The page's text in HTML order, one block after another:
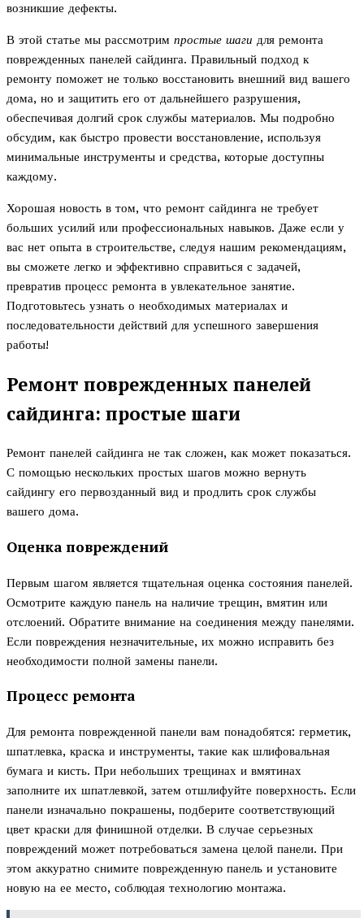
возникшие дефекты.
В этой статье мы рассмотрим простые шаги для ремонта
поврежденных панелей сайдинга. Правильный подход к
ремонту поможет не только восстановить внешний вид вашего
дома, но и защитить его от дальнейшего разрушения,
обеспечивая долгий срок службы материалов. Мы подробно
обсудим, как быстро провести восстановление, используя
минимальные инструменты и средства, которые доступны
каждому.
Хорошая новость в том, что ремонт сайдинга не требует
больших усилий или профессиональных навыков. Даже если у
вас нет опыта в строительстве, следуя нашим рекомендациям,
вы сможете легко и эффективно справиться с задачей,
превратив процесс ремонта в увлекательное занятие.
Подготовьтесь узнать о необходимых материалах и
последовательности действий для успешного завершения
работы!
Ремонт поврежденных панелей
сайдинга: простые шаги
Ремонт панелей сайдинга не так сложен, как может показаться.
С помощью нескольких простых шагов можно вернуть
сайдингу его первозданный вид и продлить срок службы
вашего дома.
Оценка повреждений
Первым шагом является тщательная оценка состояния панелей.
Осмотрите каждую панель на наличие трещин, вмятин или
отслоений. Обратите внимание на соединения между панелями.
Если повреждения незначительные, их можно исправить без
необходимости полной замены панели.
Процесс ремонта
Для ремонта поврежденной панели вам понадобятся: герметик,
шпатлевка, краска и инструменты, такие как шлифовальная
бумага и кисть. При небольших трещинах и вмятинах
заполните их шпатлевкой, затем отшлифуйте поверхность. Если
панели изначально покрашены, подберите соответствующий
цвет краски для финишной отделки. В случае серьезных
повреждений может потребоваться замена целой панели. При
этом аккуратно снимите поврежденную панель и установите
новую на ее место, соблюдая технологию монтажа.